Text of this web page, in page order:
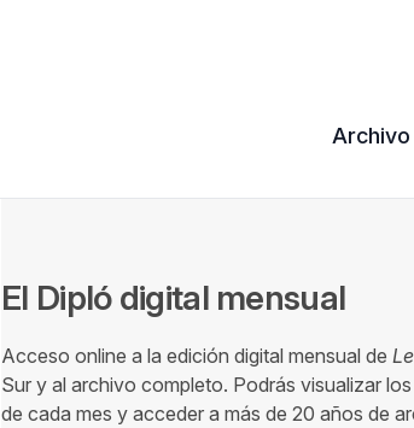
Archivo
El Dipló digital mensual
Acceso online a la edición digital mensual de
Sur y al archivo completo. Podrás visualizar
de cada mes y acceder a más de 20 años de